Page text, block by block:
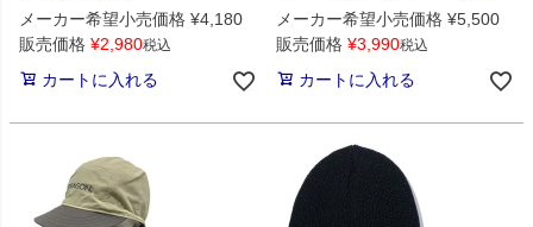
メーカー希望小売価格 ¥4,180
販売価格 ¥2,980税込
カートに入れる
メーカー希望小売価格 ¥5,500
販売価格 ¥3,990税込
カートに入れる